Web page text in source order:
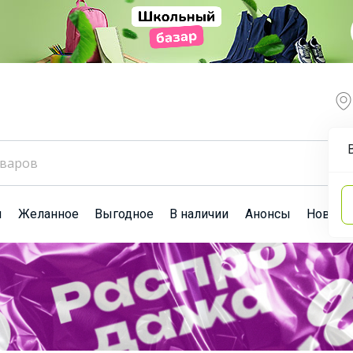
Желанное Выгодное В наличии Анонсы